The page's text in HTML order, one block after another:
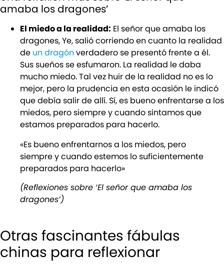
amaba los dragones’
El miedo a la realidad: El señor que amaba los
dragones, Ye, salió corriendo en cuanto la realidad
de un dragónverdadero se presentó frente a él.
Sus sueños se esfumaron. La realidad le daba
mucho miedo. Tal vez huir de la realidad no es lo
mejor, pero la prudencia en esta ocasión le indicó
que debía salir de allí. Sí, es bueno enfrentarse a los
miedos, pero siempre y cuando sintamos que
estamos preparados para hacerlo.
«Es bueno enfrentarnos a los miedos, pero
siempre y cuando estemos lo suficientemente
preparados para hacerlo»
(Reflexiones sobre ‘El señor que amaba los
dragones’)
Otras fascinantes fábulas
chinas para reflexionar